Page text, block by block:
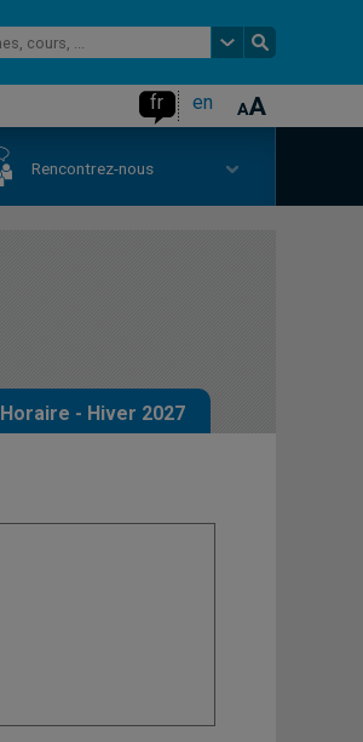
fr en
Rencontrez-nous
Horaire - Hiver 2027